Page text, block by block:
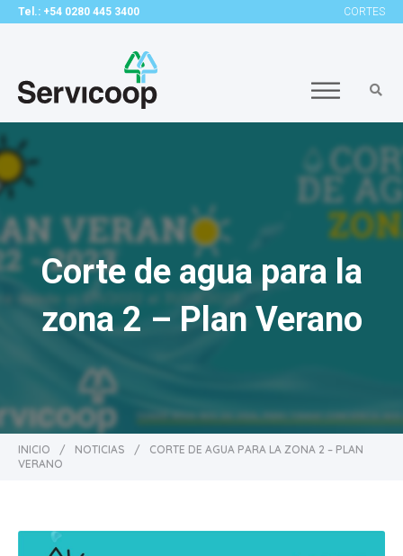
Tel.: +54 0280 445 3400 CORTES
Corte de agua para la
zona 2 – Plan Verano
INICIO / NOTICIAS /
CORTE DE AGUA PARA LA ZONA 2 – PLAN
VERANO